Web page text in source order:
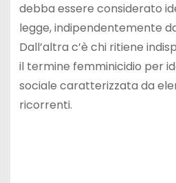
debba essere considerato
legge, indipendentemente
Dall’altra c’è chi ritiene
il termine femminicidio per
sociale caratterizzata da
ricorrenti.